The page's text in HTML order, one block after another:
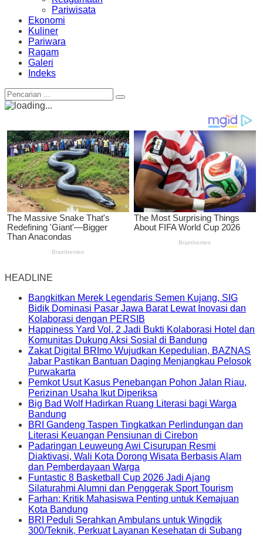
Pariwisata
Ekonomi
Kuliner
Pariwara
Ragam
Galeri
Indeks
HEADLINE
Bangkitkan Merek Legendaris Semen Kujang, SIG
Bidik Dominasi Pasar Jawa Barat Lewat Inovasi dan
Kolaborasi dengan PERSIB
Happiness Yard Vol. 2 Jadi Bukti Kolaborasi Hotel dan
Komunitas Dukung Aksi Sosial di Bandung
Zakat Digital BRImo Wujudkan Kepedulian, BAZNAS
Jabar Pastikan Bantuan Daging Menjangkau Pelosok
Purwakarta
Pemkot Usut Kasus Penebangan Pohon Jalan Riau,
Perizinan Usaha Ikut Diperiksa
Big Bad Wolf Hadirkan Ruang Literasi bagi Warga
Bandung
BRI Gandeng Taspen Tingkatkan Perlindungan dan
Literasi Keuangan Pensiunan di Cirebon
Padaringan Leuweung Awi Cisurupan Resmi
Diaktivasi, Wali Kota Dorong Wisata Berbasis Alam
dan Pemberdayaan Warga
Funtastic 8 Basketball Cup 2026 Jadi Ajang
Silaturahmi Alumni dan Penggerak Sport Tourism
Farhan: Kritik Mahasiswa Penting untuk Kemajuan
Kota Bandung
BRI Peduli Serahkan Ambulans untuk Wingdik
300/Teknik, Perkuat Layanan Kesehatan di Subang